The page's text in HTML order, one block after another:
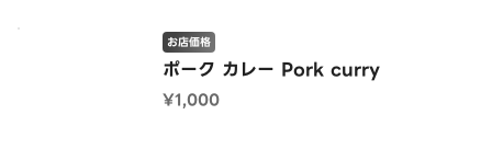
ポーク カレー Pork curry
お店価格
¥1,000